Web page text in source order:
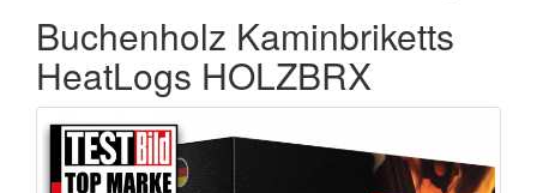
Buchenholz Kaminbriketts
HeatLogs HOLZBRX